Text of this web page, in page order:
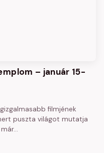
– január 15-
filmjének
puszta világot mutatja